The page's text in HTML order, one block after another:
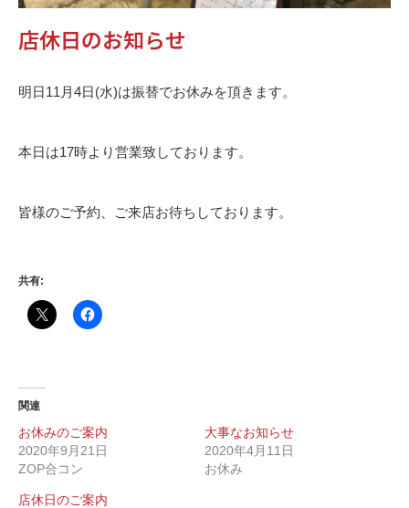
店休日のお知らせ
明日11月4日(水)は振替でお休みを頂きます。
本日は17時より営業致しております。
皆様のご予約、ご来店お待ちしております。
共有:
関連
お休みのご案内
2020年9月21日
ZOP合コン
大事なお知らせ
2020年4月11日
お休み
店休日のご案内